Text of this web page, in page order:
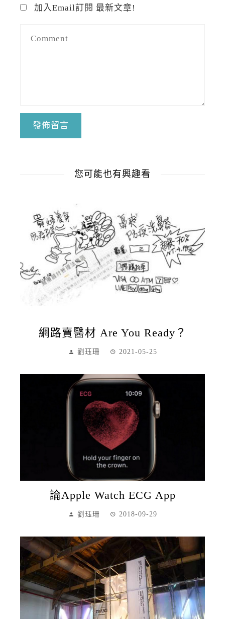
加入Email訂閱 最新文章!
您可能也有興趣看
網路賣醫材 Are You Ready？
劉珏珊 2021-05-25
論Apple Watch ECG App
劉珏珊 2018-09-29